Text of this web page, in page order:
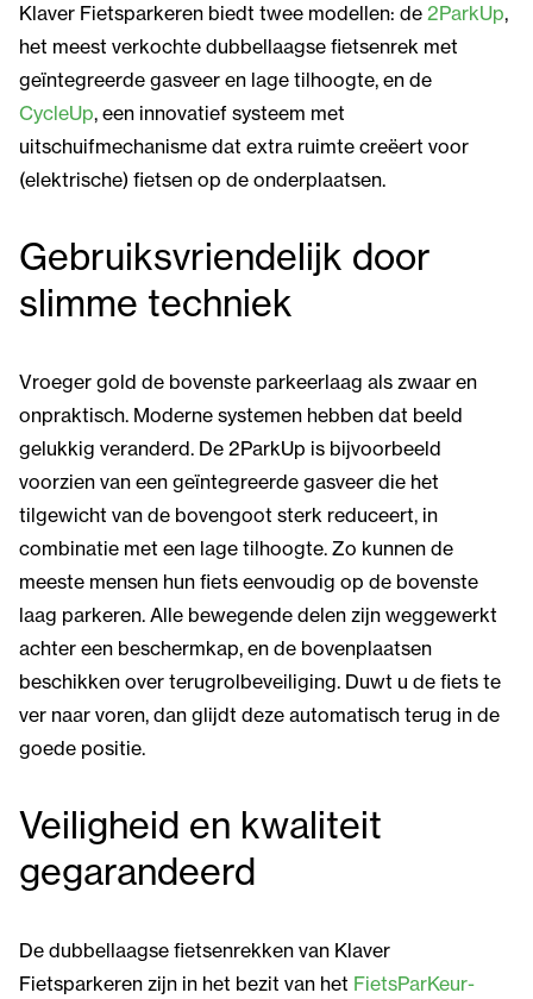
Klaver Fietsparkeren biedt twee modellen: de 2ParkUp,
het meest verkochte dubbellaagse fietsenrek met
geïntegreerde gasveer en lage tilhoogte, en de
CycleUp, een innovatief systeem met
uitschuifmechanisme dat extra ruimte creëert voor
(elektrische) fietsen op de onderplaatsen.
Gebruiksvriendelijk door
slimme techniek
Vroeger gold de bovenste parkeerlaag als zwaar en
onpraktisch. Moderne systemen hebben dat beeld
gelukkig veranderd. De 2ParkUp is bijvoorbeeld
voorzien van een geïntegreerde gasveer die het
tilgewicht van de bovengoot sterk reduceert, in
combinatie met een lage tilhoogte. Zo kunnen de
meeste mensen hun fiets eenvoudig op de bovenste
laag parkeren. Alle bewegende delen zijn weggewerkt
achter een beschermkap, en de bovenplaatsen
beschikken over terugrolbeveiliging. Duwt u de fiets te
ver naar voren, dan glijdt deze automatisch terug in de
goede positie.
Veiligheid en kwaliteit
gegarandeerd
De dubbellaagse fietsenrekken van Klaver
Fietsparkeren zijn in het bezit van het FietsParKeur-